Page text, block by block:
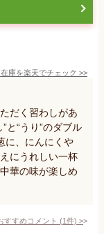
庫を楽天でチェック >>
だく習わしがあ
と“うり”のダブル
に、にんにくや
にうれしい一杯
華の味が楽しめ
すすめコメント (1件) >